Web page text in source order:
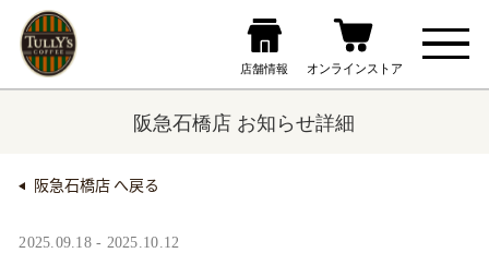
阪急石橋店 お知らせ詳細
阪急石橋店 へ戻る
2025.09.18 - 2025.10.12